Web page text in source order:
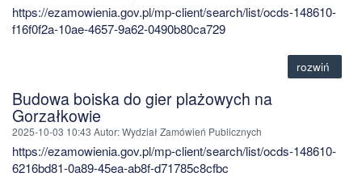
https://ezamowienia.gov.pl/mp-client/search/list/ocds-148610-
f16f0f2a-10ae-4657-9a62-0490b80ca729
rozwiń
Budowa boiska do gier plażowych na
Gorzałkowie
2025-10-03 10:43 Autor: Wydział Zamówień Publicznych
https://ezamowienia.gov.pl/mp-client/search/list/ocds-148610-
6216bd81-0a89-45ea-ab8f-d71785c8cfbc